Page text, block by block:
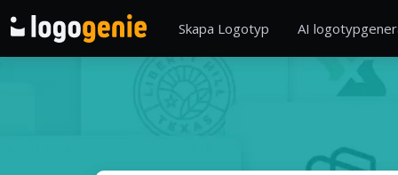
Skapa Logotyp AI